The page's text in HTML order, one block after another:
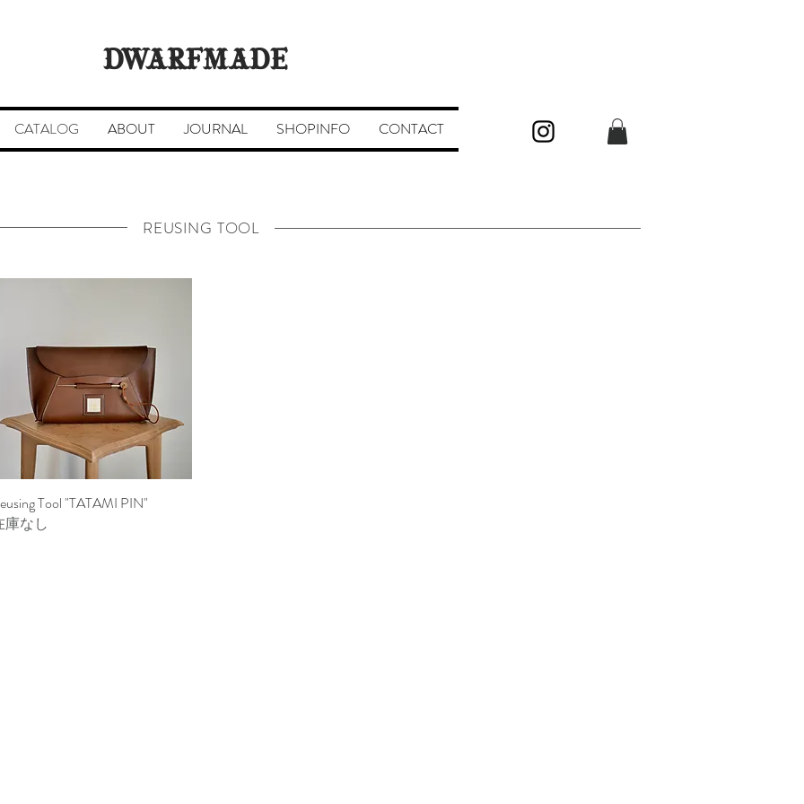
DWARFMADE
CATALOG ABOUT JOURNAL SHOPINFO CONTACT
REUSING TOOL
クイックビュー
Tool "TATAMI PIN"
庫なし